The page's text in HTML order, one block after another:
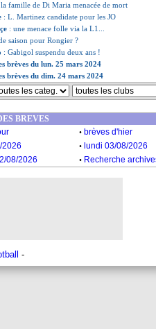
la famille de Di Maria menacée de mort
: L. Martinez candidate pour les JO
: une menace folle via la L1...
saison pour Rongier ?
: Gabigol suspendu deux ans !
brèves du lun. 25 mars 2024
brèves du dim. 24 mars 2024
BREVES
. brèves d'hier
2026 . lundi 03/08/2026
08/2026 . Recherche
-